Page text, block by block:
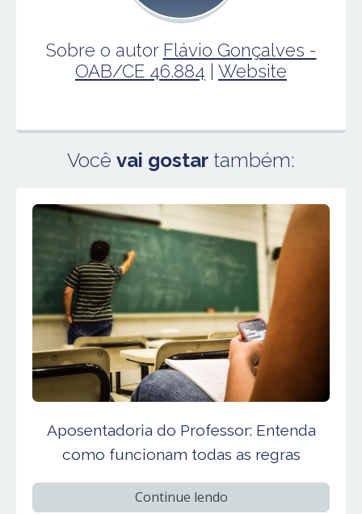
Sobre o autor Flávio Gonçalves -
OAB/CE 46.884 | Website
Você vai gostar também:
Aposentadoria do Professor: Entenda
como funcionam todas as regras
Continue lendo